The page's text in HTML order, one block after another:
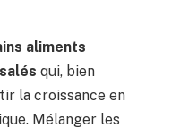
aliments
qui, bien
la croissance en
Mélanger les